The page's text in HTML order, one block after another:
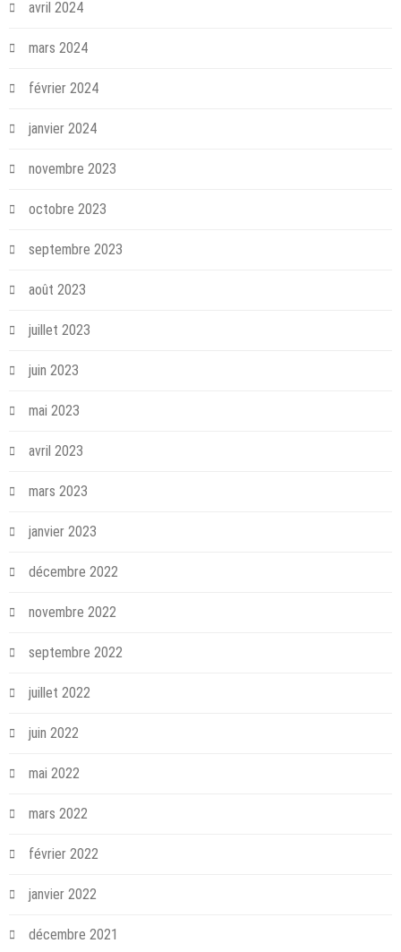
avril 2024
mars 2024
février 2024
janvier 2024
novembre 2023
octobre 2023
septembre 2023
août 2023
juillet 2023
juin 2023
mai 2023
avril 2023
mars 2023
janvier 2023
décembre 2022
novembre 2022
septembre 2022
juillet 2022
juin 2022
mai 2022
mars 2022
février 2022
janvier 2022
décembre 2021